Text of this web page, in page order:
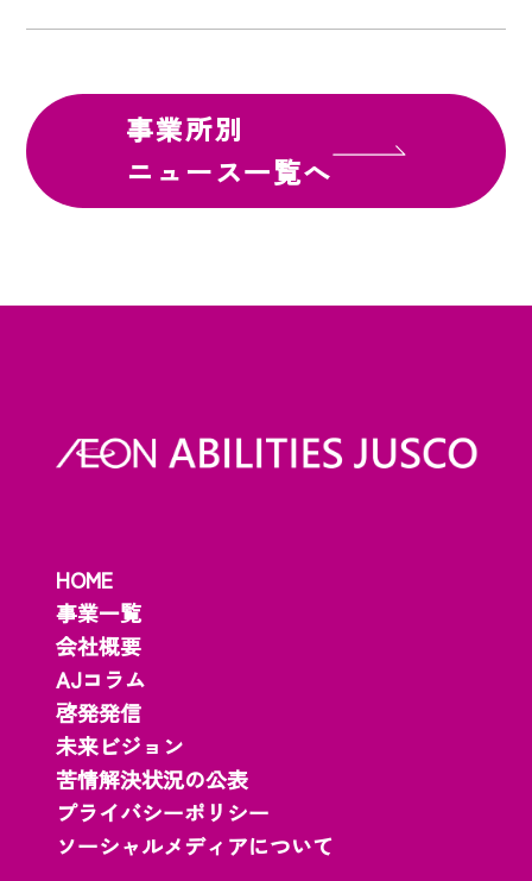
事業所別
ニュース一覧へ
HOME
事業一覧
会社概要
AJコラム
啓発発信
未来ビジョン
苦情解決状況の公表
プライバシーポリシー
ソーシャルメディアについて